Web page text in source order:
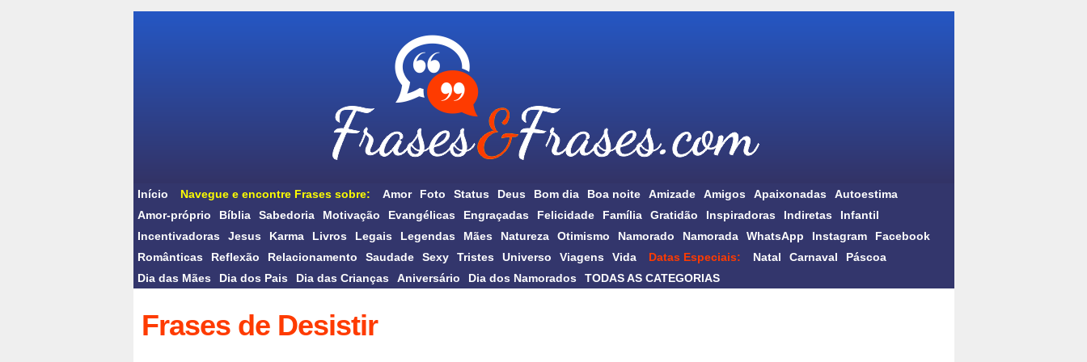
Início Navegue e encontre Frases sobre: Amor Foto Status Deus Bom dia Boa noite Amizade Amigos Apaixonadas
Autoestima
Amor-próprio
Bíblia Sabedoria Motivação Evangélicas Engraçadas Felicidade Família Gratidão Inspiradoras Indiretas
Infantil
Incentivadoras
Jesus Karma Livros Legais Legendas Mães Natureza Otimismo Namorado Namorada WhatsApp Instagram
Facebook
Românticas
Reflexão Relacionamento Saudade Sexy Tristes Universo Viagens Vida Datas Especiais: Natal Carnaval
Páscoa
Dia das Mães
Dia dos Pais Dia das Crianças Aniversário Dia dos Namorados TODAS AS CATEGORIAS
Frases de Desistir